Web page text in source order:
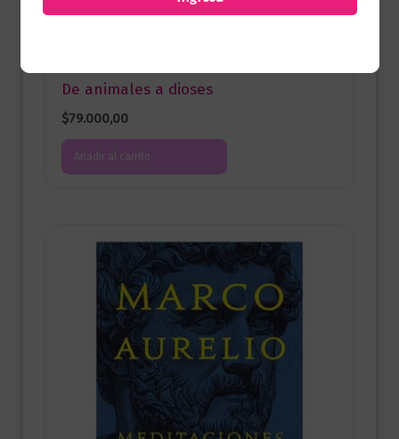
De animales a dioses
$79.000,00
Añadir al carrito